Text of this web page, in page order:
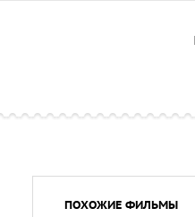
ПОХОЖИЕ ФИЛЬМЫ